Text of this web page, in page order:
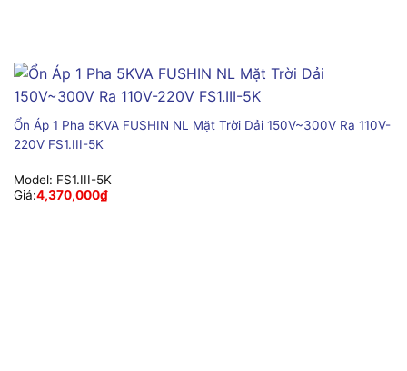
Ổn Áp 1 Pha 5KVA FUSHIN NL Mặt Trời Dải 150V~300V Ra 110V-
220V FS1.III-5K
Model: FS1.III-5K
Giá:4,370,000₫